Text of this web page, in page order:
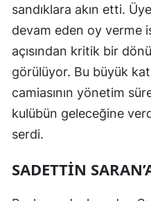
sandıklara akın etti.
devam eden oy verme
açısından kritik bir
görülüyor. Bu büyük
camiasının yönetim
kulübün geleceğine
serdi.
SADETTIN